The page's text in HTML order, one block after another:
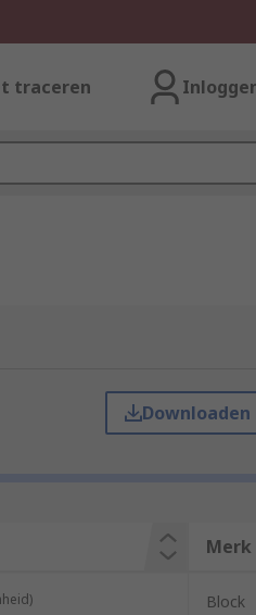
traceren
Downloaden
Merk
Block